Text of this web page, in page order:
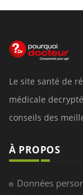
Le site santé de
médicale
conseils des
À PROPOS
Données